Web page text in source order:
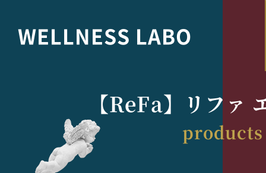
WELLNESS LABO
【ReFa】リファ